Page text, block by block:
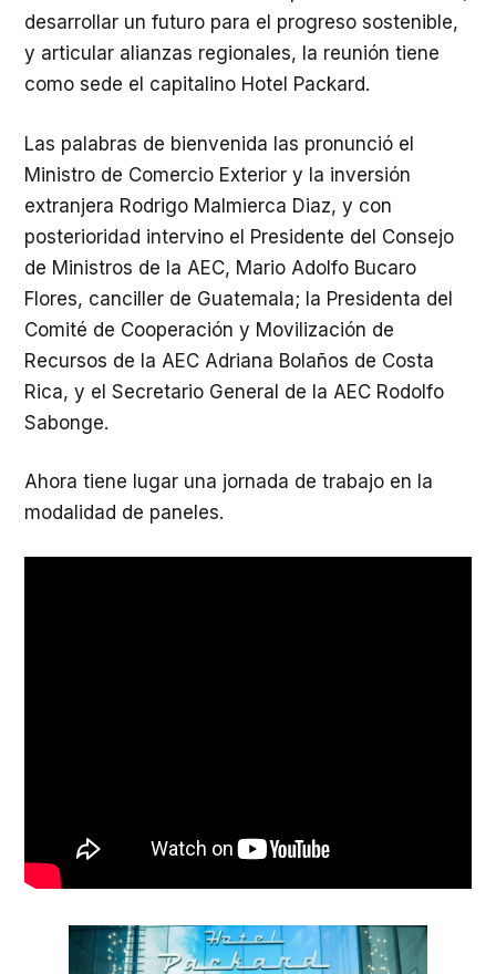
desarrollar un futuro para el progreso sostenible,
y articular alianzas regionales, la reunión tiene
como sede el capitalino Hotel Packard.
Las palabras de bienvenida las pronunció el
Ministro de Comercio Exterior y la inversión
extranjera Rodrigo Malmierca Diaz, y con
posterioridad intervino el Presidente del Consejo
de Ministros de la AEC, Mario Adolfo Bucaro
Flores, canciller de Guatemala; la Presidenta del
Comité de Cooperación y Movilización de
Recursos de la AEC Adriana Bolaños de Costa
Rica, y el Secretario General de la AEC Rodolfo
Sabonge.
Ahora tiene lugar una jornada de trabajo en la
modalidad de paneles.